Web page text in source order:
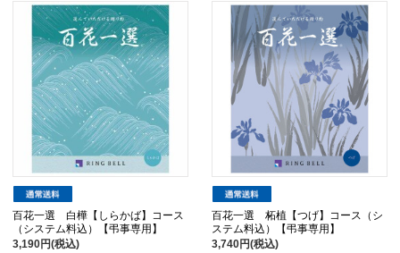
百花一選 白樺【しらかば】コース
（システム料込）【弔事専用】
3,190円(税込)
百花一選 柘植【つげ】コース（シ
ステム料込）【弔事専用】
3,740円(税込)